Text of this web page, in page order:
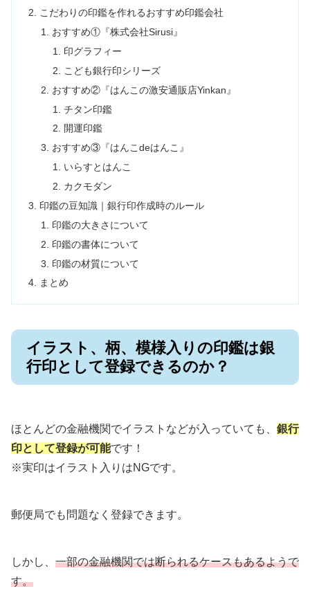
こだわりの印鑑を作れるおすすめ印鑑会社
おすすめ①『株式会社Sirusi』
印グラフィー
こども銀行印シリーズ
おすすめ②『はんこの激安通販店Yinkan』
チタン印鑑
開運印鑑
おすすめ③『はんこdeはんこ』
いらすとはんこ
カクモダン
印鑑の豆知識｜銀行印作成時のルール
印鑑の大きさについて
印鑑の書体について
印鑑の材質について
まとめ
イラスト、柄、模様入りの印鑑は銀
行印として登録できるのか？
ほとんどの金融機関でイラストなどが入っていても、 銀行
印として登録が可能です！
※実印はイラスト入りはNGです。
郵便局でも問題なく登録できます。
しかし、 一部の金融機関では断られるケースもあるようで
す。